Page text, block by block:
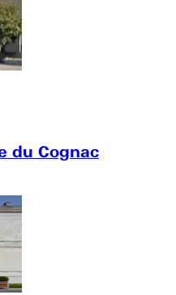
du Cognac